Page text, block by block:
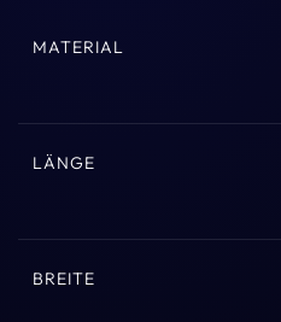
MATERIAL
LÄNGE
BREITE